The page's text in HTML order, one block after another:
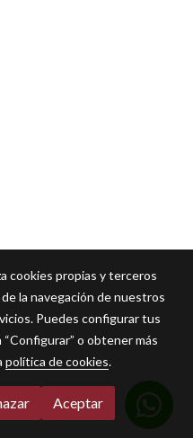
cookies propias y terceros
la navegación de nuestros
Puedes configurar tus
o obtener más
política de cookies.
Aceptar